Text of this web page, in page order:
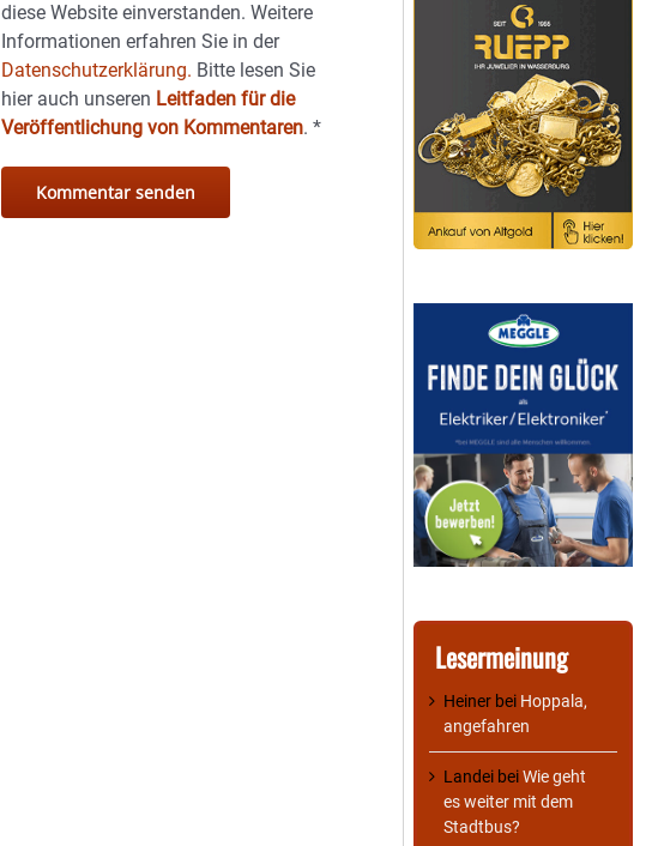
diese Website einverstanden. Weitere
Informationen erfahren Sie in der
Datenschutzerklärung. Bitte lesen Sie
hier auch unseren Leitfaden für die
Veröffentlichung von Kommentaren.*
Lesermeinung
Heiner bei Hoppala,
angefahren
Landei beiWie geht
es weiter mit dem
Stadtbus?